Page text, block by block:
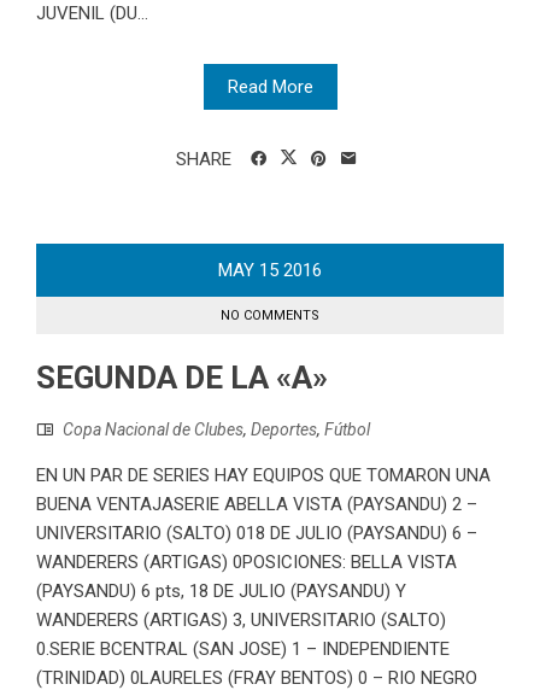
JUVENIL (DU...
Read More
SHARE
MAY 15 2016
NO COMMENTS
SEGUNDA DE LA «A»
Copa Nacional de Clubes, Deportes, Fútbol
EN UN PAR DE SERIES HAY EQUIPOS QUE TOMARON UNA
BUENA VENTAJASERIE ABELLA VISTA (PAYSANDU) 2 –
UNIVERSITARIO (SALTO) 018 DE JULIO (PAYSANDU) 6 –
WANDERERS (ARTIGAS) 0POSICIONES: BELLA VISTA
(PAYSANDU) 6 pts, 18 DE JULIO (PAYSANDU) Y
WANDERERS (ARTIGAS) 3, UNIVERSITARIO (SALTO)
0.SERIE BCENTRAL (SAN JOSE) 1 – INDEPENDIENTE
(TRINIDAD) 0LAURELES (FRAY BENTOS) 0 – RIO NEGRO